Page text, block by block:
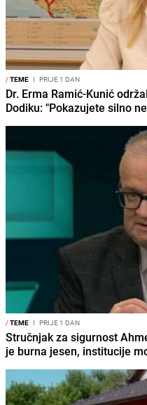
/TEME I PRIJE 1 DAN
Dr. Erma Ramić-Kunić
Dodiku: "Pokazujete silno
/TEME I PRIJE 1 DAN
Stručnjak za sigurnost
je burna jesen, institucije